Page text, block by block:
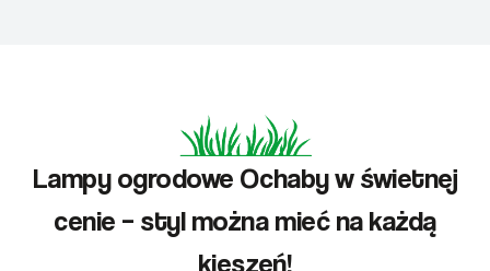
Lampy ogrodowe Ochaby w świetnej
cenie – styl można mieć na każdą
kieszeń!